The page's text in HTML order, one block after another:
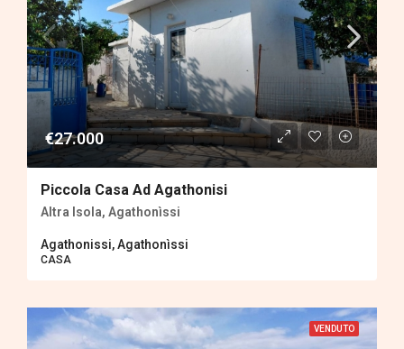
€27.000
Piccola Casa Ad Agathonisi
Altra Isola, Agathonìssi
Agathonissi, Agathonìssi
CASA
VENDUTO